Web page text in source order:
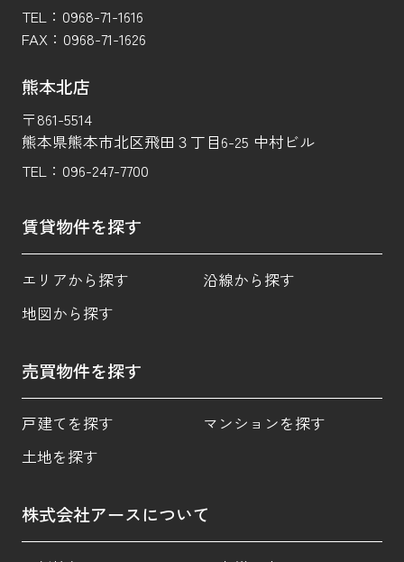
TEL： 0968-71-1616
FAX： 0968-71-1626
熊本北店
〒861-5514
熊本県熊本市北区飛田３丁目6-25 中村ビル
TEL： 096-247-7700
賃貸物件を探す
エリアから探す
沿線から探す
地図から探す
売買物件を探す
戸建てを探す
マンションを探す
土地を探す
株式会社アースについて